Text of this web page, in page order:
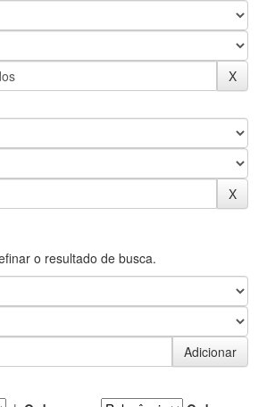
o resultado de busca.